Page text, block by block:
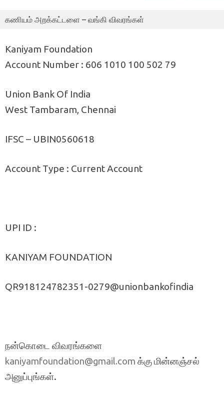
கணியம் அறக்கட்டளை – வங்கி விவரங்கள்
Kaniyam Foundation
Account Number : 606 1010 100 502 79
Union Bank Of India
West Tambaram, Chennai
IFSC – UBIN0560618
Account Type : Current Account
UPI ID :
KANIYAM FOUNDATION
QR918124782351-0279@unionbankofindia
நன்கொடை விவரங்களை
kaniyamfoundation@gmail.com க்கு மின்னஞ்சல்
அனுப்புங்கள்.